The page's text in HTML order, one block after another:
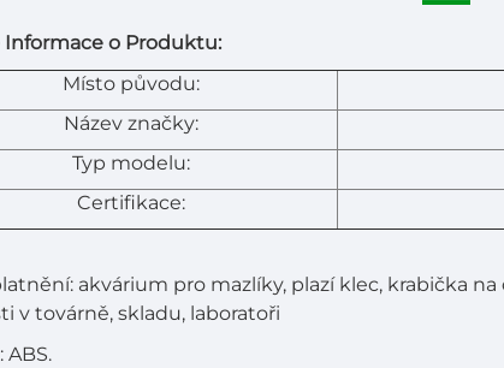
Informace o Produktu:
Místo původu:
Název značky:
Typ modelu:
Certifikace:
akvárium pro mazlíky, plazí klec, krabička
v továrně, skladu, laboratoři
ABS.